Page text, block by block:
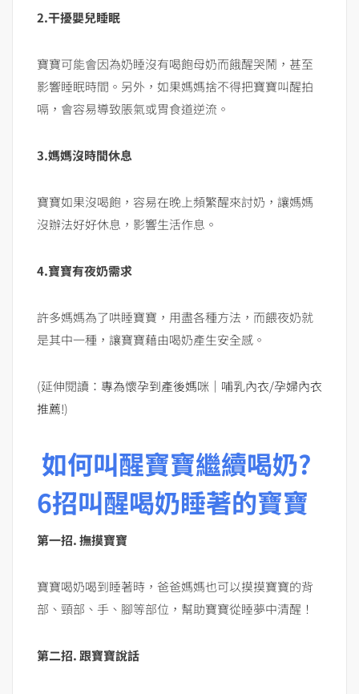
2.干擾嬰兒睡眠
寶寶可能會因為奶睡沒有喝飽母奶而餓醒哭鬧，甚至
影響睡眠時間。另外，如果媽媽捨不得把寶寶叫醒拍
嗝，會容易導致脹氣或胃食道逆流。
3.媽媽沒時間休息
寶寶如果沒喝飽，容易在晚上頻繁醒來討奶，讓媽媽
沒辦法好好休息，影響生活作息。
4.寶寶有夜奶需求
許多媽媽為了哄睡寶寶，用盡各種方法，而餵夜奶就
是其中一種，讓寶寶藉由喝奶產生安全感。
(延伸閱讀： 專為懷孕到產後媽咪｜哺乳內衣/孕婦內衣
推薦!)
如何叫醒寶寶繼續喝奶?
6招叫醒喝奶睡著的寶寶
第一招.撫摸寶寶
寶寶喝奶喝到睡著時，爸爸媽媽也可以摸摸寶寶的背
部、頸部、手、腳等部位，幫助寶寶從睡夢中清醒！
第二招. 跟寶寶說話